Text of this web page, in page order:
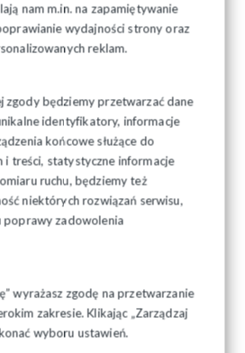
nam m.in. na zapamiętywanie
wydajności strony oraz
reklam.
zgody będziemy przetwarzać dane
identyfikatory, informacje
końcowe służące do
i treści, statystyczne informacje
ruchu, będziemy też
niektórych rozwiązań serwisu,
poprawy zadowolenia
wyrażasz zgodę na przetwarzanie
zakresie. Klikając „Zarządzaj
wyboru ustawień.